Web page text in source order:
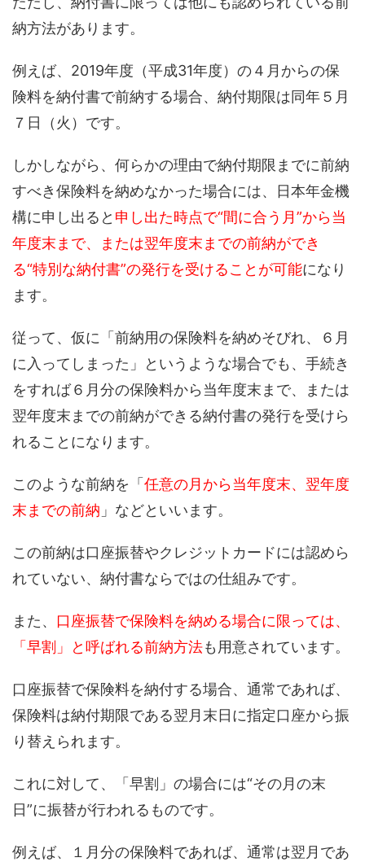
納方法があります。
例えば、 2019年度（平成31年度）の４月からの保
険料を納付書で前納する場合、納付期限は同年５月
７日（火）です。
しかしながら、何らかの理由で納付期限までに前納
すべき保険料を納めなかった場合には、日本年金機
構に申し出ると 申し出た時点で“間に合う 月”から当
年度末まで、 または翌年度末までの前納ができ
る“特別な納付書”の発行を受けることが可能になり
ます。
従って、 仮に 「前納用の保険料を納めそびれ、
６月
に入ってしまった 」というような場合でも 、手続き
をすれば６月分の保険料から当年度末まで、
または
翌年度末までの前納ができる納付書の発行を受けら
れること になります。
このような前納を 「 任意の月から当年度末、翌年度
末までの前納 」 などといいます。
この前納は口座振替やクレジットカードには認めら
れていない、納付書ならではの仕組みです。
また、 口座振替で保険料を納める場合に限っては、
「早割」と呼ばれる前納方法も用意されています。
口座振替で保険料を納付する場合、 通常であれば、
保険料は納付期限である翌月末日に指定口座から振
り替えられます。
これに対して、 「 早割 」 の場合には“その月の末
日”に振替が行われる ものです。
例えば、１月分の保険料であれば、 通常は翌月であ